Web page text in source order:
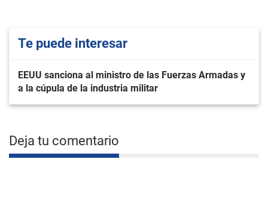
Te puede interesar
EEUU sanciona al ministro de las Fuerzas Armadas y
a la cúpula de la industria militar
Deja tu comentario